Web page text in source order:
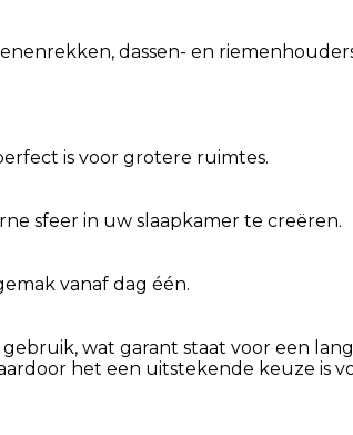
dassen- en
is voor grotere ruimtes.
sfeer in uw slaapkamer te creëren.
vanaf dag één.
wat garant staat voor een
het een uitstekende keuze is